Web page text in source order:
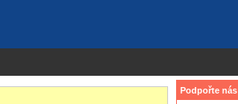
Podpořte nás